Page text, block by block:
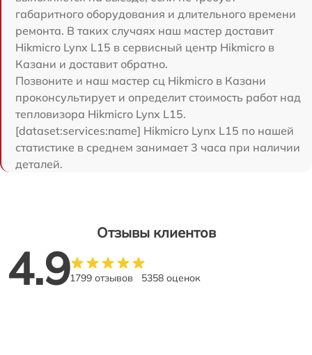
габаритного оборудования и длительного времени
ремонта. В таких случаях наш мастер доставит
Hikmicro Lynx L15 в сервисный центр Hikmicro в
Казани и доставит обратно.
Позвоните и наш мастер сц Hikmicro в Казани
проконсультирует и определит стоимость работ над
тепловизора Hikmicro Lynx L15.
[dataset:services:name] Hikmicro Lynx L15 по нашей
статистике в среднем занимает 3 часа при наличии
деталей.
Отзывы клиентов
4.91799 отзывов 5358 оценок